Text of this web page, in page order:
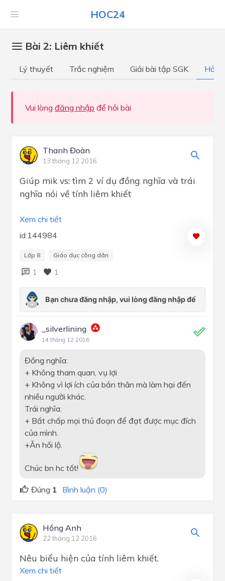
HOC24
Bài 2: Liêm khiết
Lý thuyết Trắc nghiệm Giải bài tập SGK Hỏi
Vui lòng đăng nhập để hỏi bài
Thanh Đoàn
13 tháng 12 2016
Giúp mik vs: tìm 2 ví dụ đồng nghĩa và trái
nghĩa nói về tính liêm khiết
Xem chi tiết
id:144984
Lớp 8 Giáo dục công dân
1 1
_silverlining
14 tháng 12 2016
Đồng nghĩa:
+ Không tham quan, vụ lợi
+ Không vì lợi ích của bản thân mà làm hại đến
nhiều người khác.
Trái nghĩa:
+ Bất chấp mọi thủ đoạn để đạt được mục đích
của mình.
+Ăn hối lộ.
Chúc bn hc tốt!
Đúng 1 Bình luận (0)
Hồng Anh
22 tháng 12 2016
Nêu biểu hiện của tính liêm khiết.
Xem chi tiết